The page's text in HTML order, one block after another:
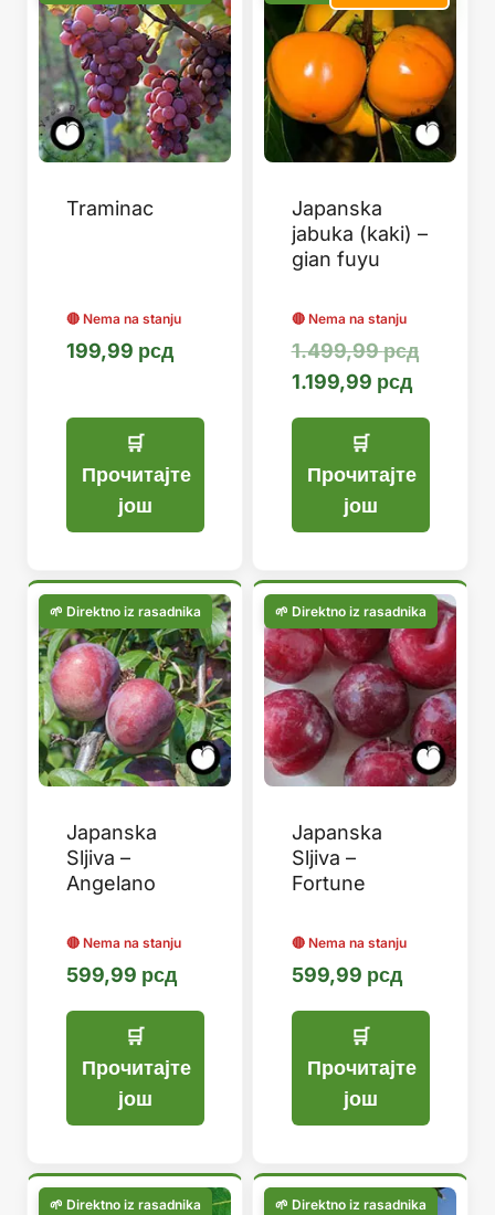
Traminac
199,99 рсд
Прочитајте
још
Japanska
jabuka (kaki) –
gian fuyu
1.499,99рсд
1.199,99 рсд
Прочитајте
још
Japanska
Sljiva –
Angelano
599,99 рсд
Прочитајте
још
Japanska
Sljiva –
Fortune
599,99 рсд
Прочитајте
још